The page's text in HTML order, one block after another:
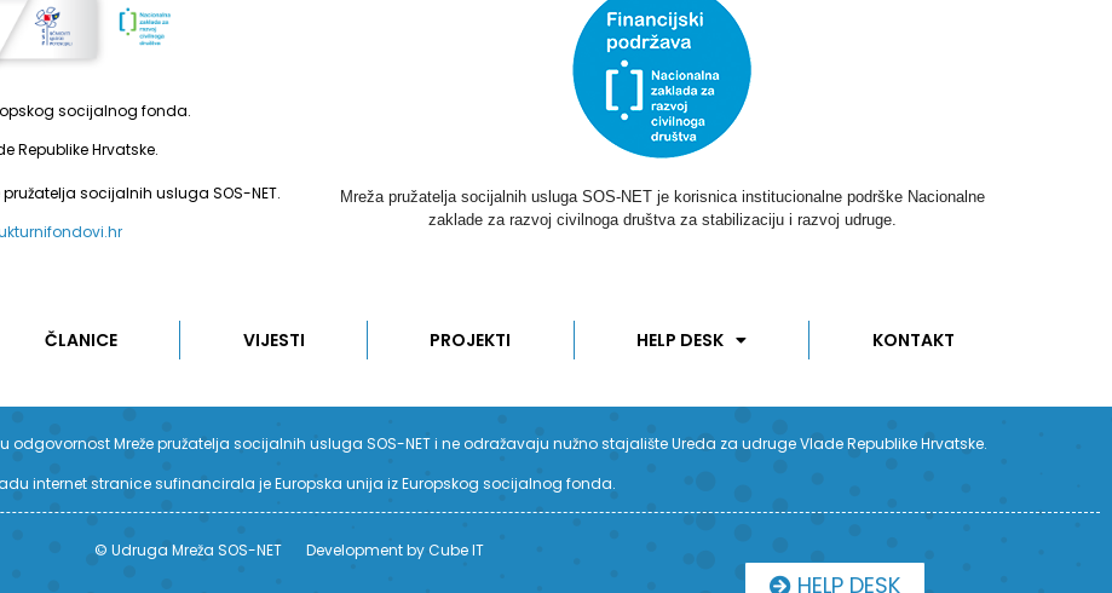
socijalnog fonda.
Republike Hrvatske.
socijalnih usluga SOS-NET.
Mreža pružatelja socijalnih usluga SOS-NET je korisnica institucionalne podrške Nacionalne
zaklade za razvoj civilnoga društva za stabilizaciju i razvoj udruge.
ČLANICE VIJESTI PROJEKTI HELP DESK KONTAKT
Mreže pružatelja socijalnih usluga SOS-NET i ne odražavaju nužno stajalište Ureda za udruge Vlade Republike Hrvatske.
internet stranice sufinancirala je Europska unija iz Europskog socijalnog fonda.
© Udruga Mreža SOS-NET Development by Cube IT
HELP DESK